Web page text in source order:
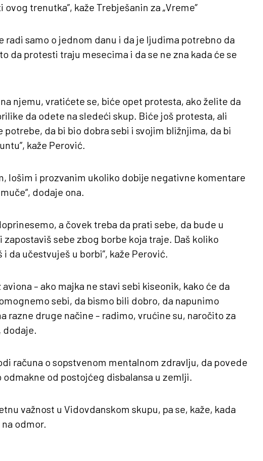
trenutka”, kaže Trebješanin za „Vreme”
radi samo o jednom danu i da je ljudima potrebno da
da protesti traju mesecima i da se ne zna kada će se
njemu, vratićete se, biće opet protesta, ako želite da
da odete na sledeći skup. Biće još protesta, ali
potrebe, da bi bio dobra sebi i svojim bližnjima, da bi
kaže Perović.
lošim i prozvanim ukoliko dobije negativne komentare
dodaje ona.
a čovek treba da prati sebe, da bude u
zapostaviš sebe zbog borbe koja traje. Daš koliko
da učestvuješ u borbi”, kaže Perović.
– ako majka ne stavi sebi kiseonik, kako će da
sebi, da bismo bili dobro, da napunimo
razne druge načine – radimo, vrućine su, naročito za
dodaje.
računa o sopstvenom mentalnom zdravlju, da povede
odmakne od postojćeg disbalansa u zemlji.
važnost u Vidovdanskom skupu, pa se, kaže, kada
odmor.